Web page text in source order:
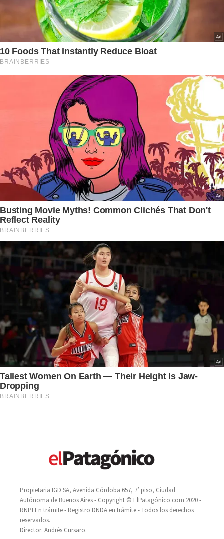
Propietaria IGD SA, Avenida Córdoba 657, 7° piso, Ciudad
Autónoma de Buenos Aires - Copyright © ElPatagónico.com 2020 -
RNPI En trámite - Registro DNDA en trámite - Todos los derechos
reservados.
Director: Andrés Cursaro.